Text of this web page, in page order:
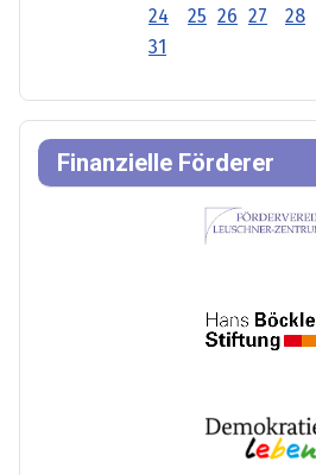
24
25 26 27 28
31
Finanzielle Förderer